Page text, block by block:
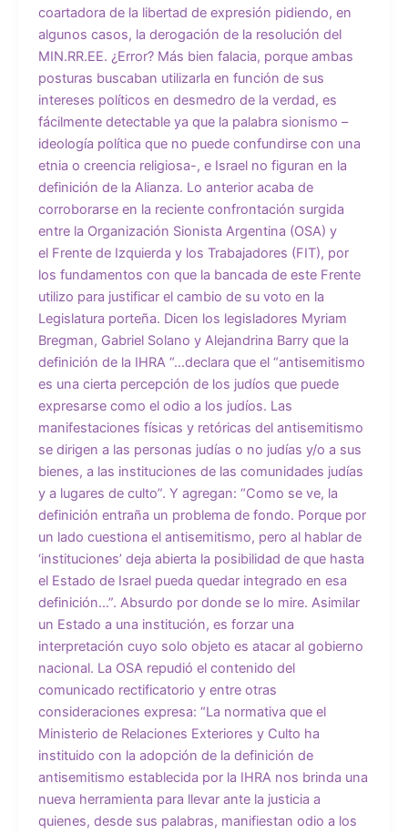
coartadora de la libertad de expresión pidiendo, en
algunos casos, la derogación de la resolución del
MIN.RR.EE. ¿Error? Más bien falacia, porque ambas
posturas buscaban utilizarla en función de sus
intereses políticos en desmedro de la verdad, es
fácilmente detectable ya que la palabra sionismo –
ideología política que no puede confundirse con una
etnia o creencia religiosa-, e Israel no figuran en la
definición de la Alianza. Lo anterior acaba de
corroborarse en la reciente confrontación surgida
entre la Organización Sionista Argentina (OSA) y
el Frente de Izquierda y los Trabajadores (FIT), por
los fundamentos con que la bancada de este Frente
utilizo para justificar el cambio de su voto en la
Legislatura porteña. Dicen los legisladores Myriam
Bregman, Gabriel Solano y Alejandrina Barry que la
definición de la IHRA “…declara que el “antisemitismo
es una cierta percepción de los judíos que puede
expresarse como el odio a los judíos. Las
manifestaciones físicas y retóricas del antisemitismo
se dirigen a las personas judías o no judías y/o a sus
bienes, a las instituciones de las comunidades judías
y a lugares de culto”. Y agregan: “Como se ve, la
definición entraña un problema de fondo. Porque por
un lado cuestiona el antisemitismo, pero al hablar de
‘instituciones’ deja abierta la posibilidad de que hasta
el Estado de Israel pueda quedar integrado en esa
definición…”. Absurdo por donde se lo mire. Asimilar
un Estado a una institución, es forzar una
interpretación cuyo solo objeto es atacar al gobierno
nacional. La OSA repudió el contenido del
comunicado rectificatorio y entre otras
consideraciones expresa: “La normativa que el
Ministerio de Relaciones Exteriores y Culto ha
instituido con la adopción de la definición de
antisemitismo establecida por la IHRA nos brinda una
nueva herramienta para llevar ante la justicia a
quienes, desde sus palabras, manifiestan odio a los